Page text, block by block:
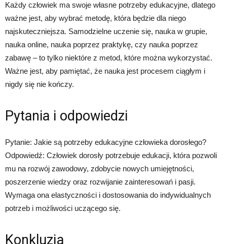
Każdy człowiek ma swoje własne potrzeby edukacyjne, dlatego
ważne jest, aby wybrać metodę, która będzie dla niego
najskuteczniejsza. Samodzielne uczenie się, nauka w grupie,
nauka online, nauka poprzez praktykę, czy nauka poprzez
zabawę – to tylko niektóre z metod, które można wykorzystać.
Ważne jest, aby pamiętać, że nauka jest procesem ciągłym i
nigdy się nie kończy.
Pytania i odpowiedzi
Pytanie: Jakie są potrzeby edukacyjne człowieka dorosłego?
Odpowiedź: Człowiek dorosły potrzebuje edukacji, która pozwoli
mu na rozwój zawodowy, zdobycie nowych umiejętności,
poszerzenie wiedzy oraz rozwijanie zainteresowań i pasji.
Wymaga ona elastyczności i dostosowania do indywidualnych
potrzeb i możliwości uczącego się.
Konkluzja